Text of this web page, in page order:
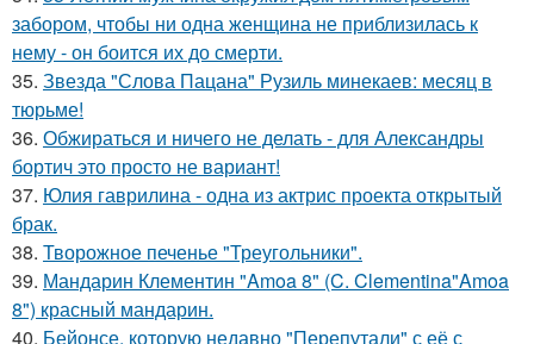
забором, чтобы ни одна женщина не приблизилась к
нему - он боится их до смерти.
35. Звезда "Слова Пацана" Рузиль минекаев: месяц в
тюрьме!
36. Обжираться и ничего не делать - для Александры
бортич это просто не вариант!
37. Юлия гаврилина - одна из актрис проекта открытый
брак.
38. Творожное печенье "Треугольники".
39. Мандарин Клементин "Amoa 8" (C. Clementina"Amoa
8") красный мандарин.
40. Бейонсе, которую недавно "Перепутали" с её с